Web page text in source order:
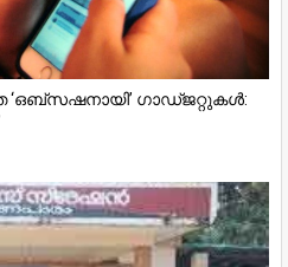
‘ഒബ്സഷനായി’ ഗാഡ്ജറ്റുകൾ: